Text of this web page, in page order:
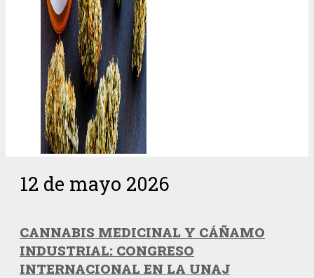
12 de mayo 2026
CANNABIS MEDICINAL Y CÁÑAMO
INDUSTRIAL: CONGRESO
INTERNACIONAL EN LA UNAJ